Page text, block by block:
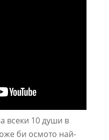
всеки 10 души в
би осмото най-